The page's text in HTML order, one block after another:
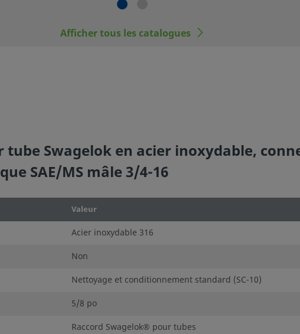
Afficher tous les catalogues
tube Swagelok en acier inoxydable,
SAE/MS mâle 3/4-16
Valeur
Acier inoxydable 316
Non
Nettoyage et conditionnement standard (SC-10)
5/8 po
Raccord Swagelok® pour tubes